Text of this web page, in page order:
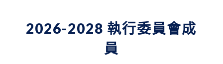
2026-2028 執行委員會成
員